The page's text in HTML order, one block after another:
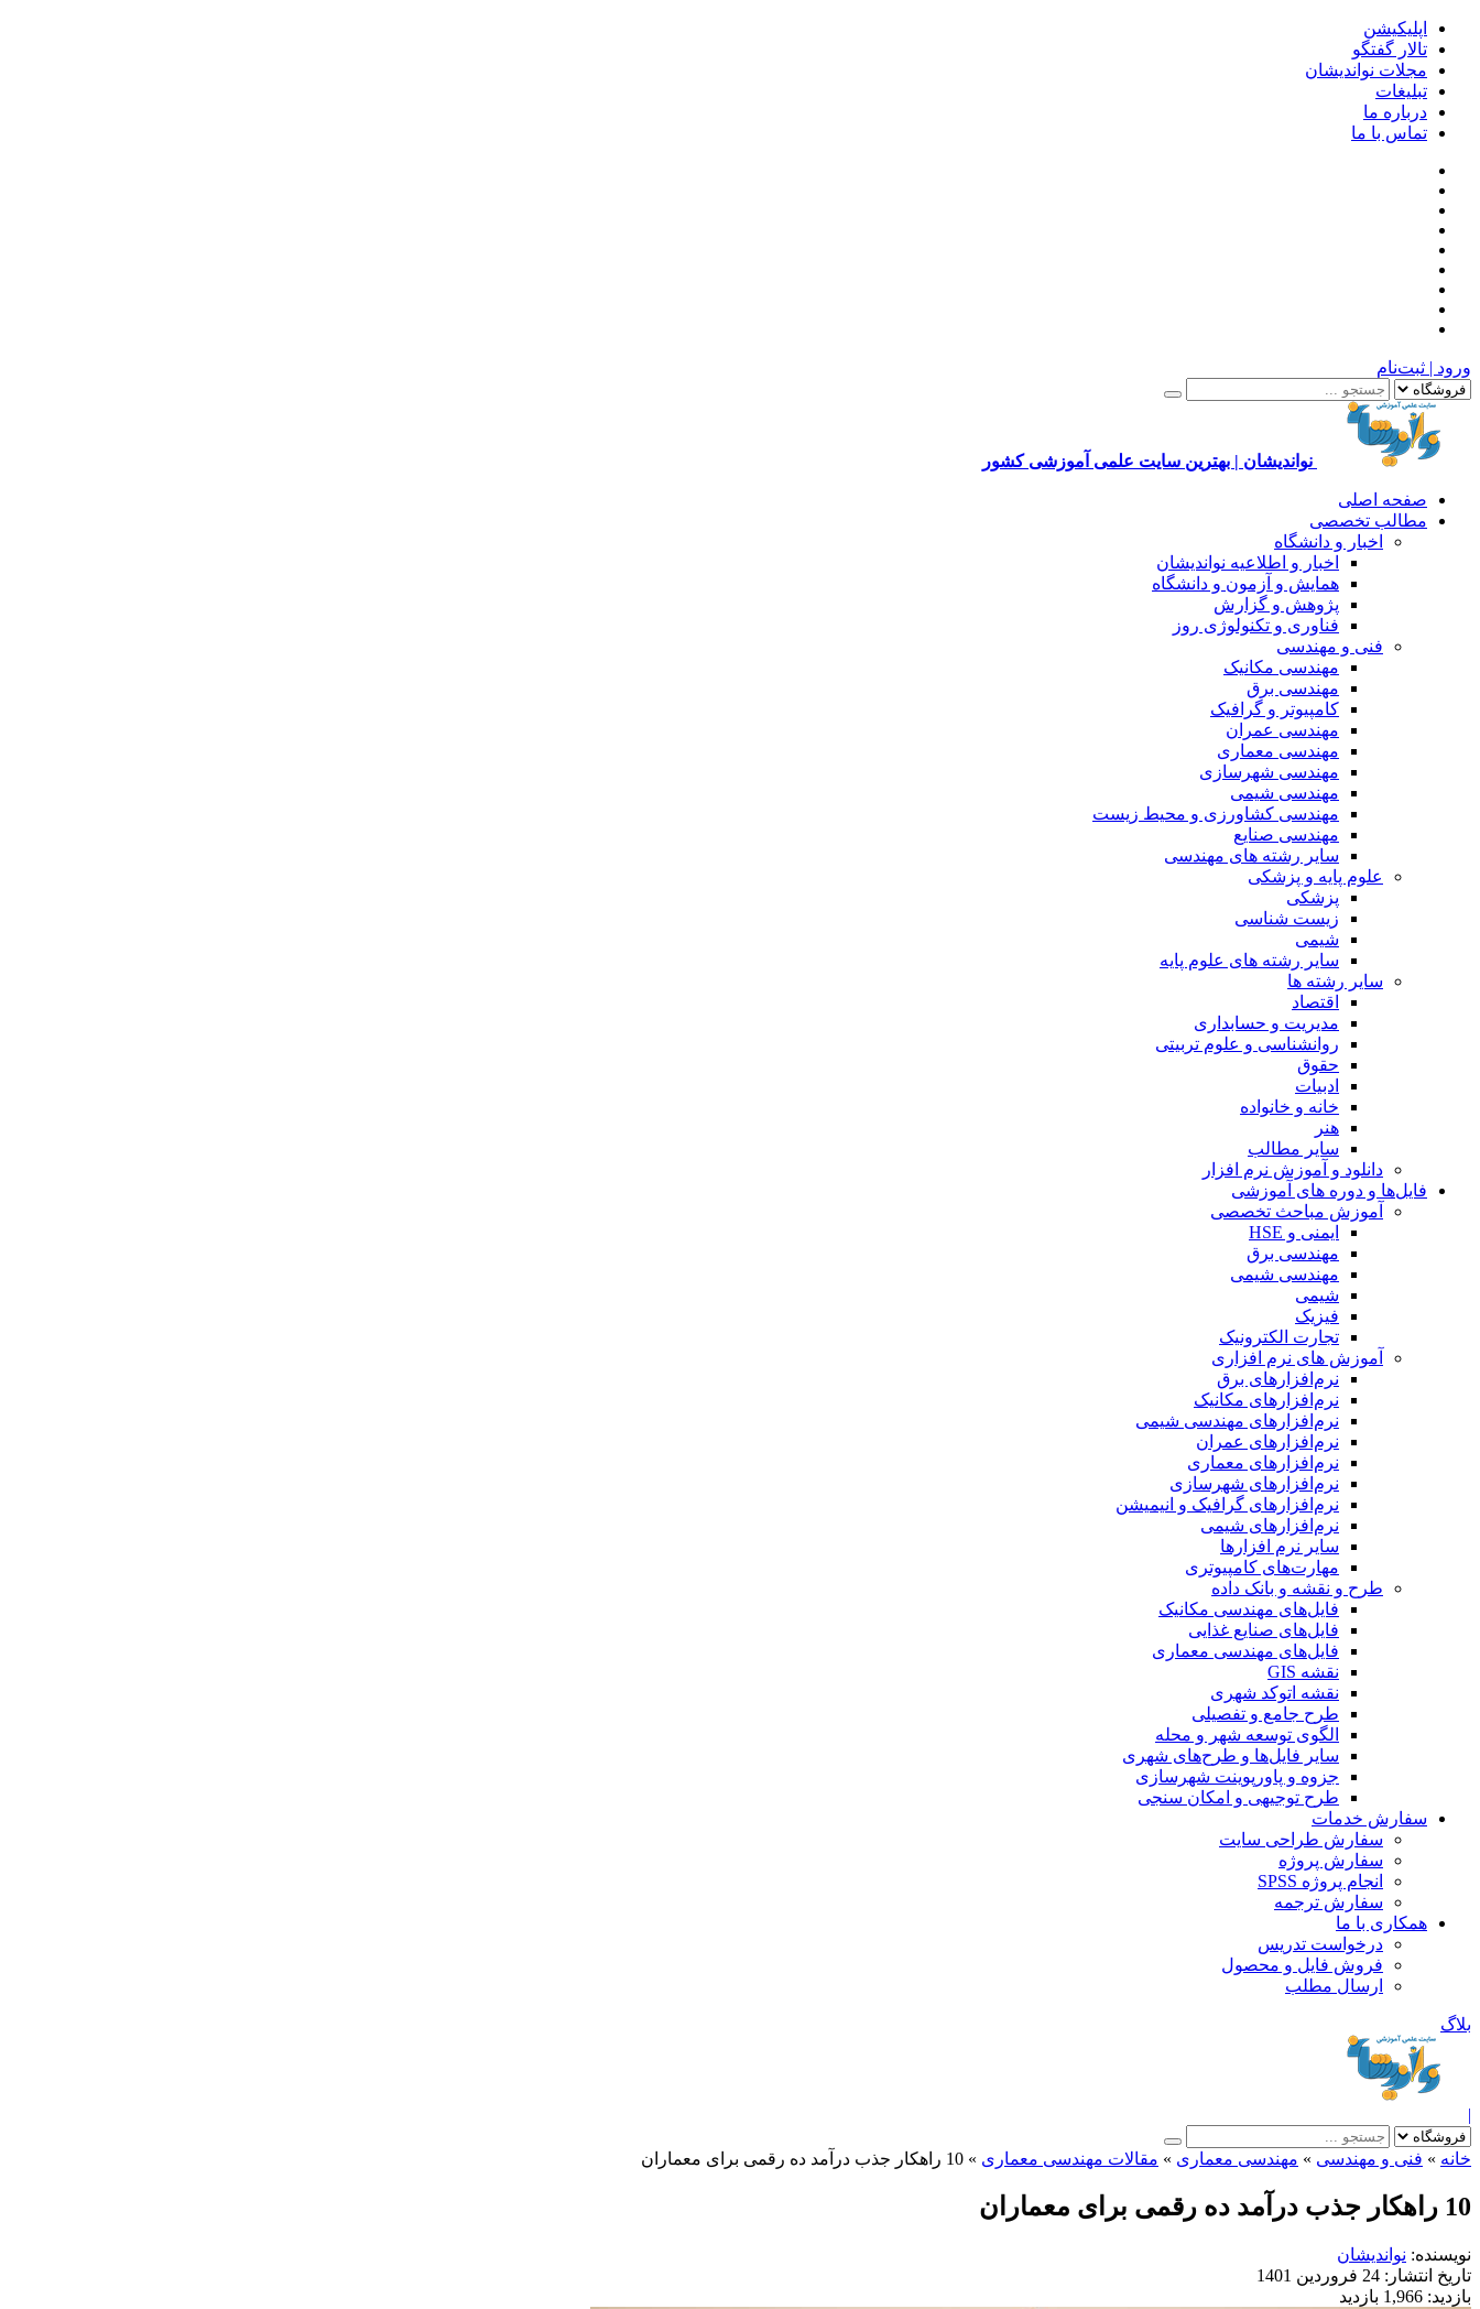
اپلیکیشن
تالار گفتگو
مجلات نواندیشان
تبلیغات
درباره ما
تماس با ما
ورود | ثبت‌نام
نواندیشان | بهترین سایت علمی آموزشی کشور
صفحه اصلی
مطالب تخصصی
اخبار و دانشگاه
اخبار و اطلاعیه نواندیشان
همایش و آزمون و دانشگاه
پژوهش و گزارش
فناوری و تکنولوژی روز
فنی و مهندسی
مهندسی مکانیک
مهندسی برق
کامپیوتر و گرافیک
مهندسی عمران
مهندسی معماری
مهندسی شهرسازی
مهندسی شیمی
مهندسی کشاورزی و محیط زیست
مهندسی صنایع
سایر رشته های مهندسی
علوم پایه و پزشکی
پزشکی
زیست شناسی
شیمی
سایر رشته های علوم پایه
سایر رشته ها
اقتصاد
مدیریت و حسابداری
روانشناسی و علوم تربیتی
حقوق
ادبیات
خانه و خانواده
هنر
سایر مطالب
دانلود و آموزش نرم افزار
فایل‌ها و دوره های آموزشی
آموزش مباحث تخصصی
ایمنی و HSE
مهندسی برق
مهندسی شیمی
شیمی
فیزیک
تجارت الکترونیک
آموزش های نرم افزاری
نرم‌افزارهای برق
نرم‌افزارهای مکانیک
نرم‌افزارهای مهندسی شیمی
نرم‌افزارهای عمران
نرم‌افزارهای معماری
نرم‌افزارهای شهرسازی
نرم‌افزارهای گرافیک و انیمیشن
نرم‌افزارهای شیمی
سایر نرم افزارها
مهارت‌های کامپیوتری
طرح و نقشه و بانک داده
فایل‌های مهندسی مکانیک
فایل‌های صنایع غذایی
فایل‌های مهندسی معماری
نقشه GIS
نقشه اتوکد شهری
طرح جامع و تفصیلی
الگوی توسعه شهر و محله
سایر فایل‌ها و طرح‌های شهری
جزوه و پاورپوینت شهرسازی
طرح توجیهی و امکان سنجی
سفارش خدمات
سفارش طراحی سایت
سفارش پروژه
انجام پروژه SPSS
سفارش ترجمه
همکاری با ما
درخواست تدریس
فروش فایل و محصول
ارسال مطلب
بلاگ
|
خانه » فنی و مهندسی » مهندسی معماری » مقالات مهندسی معماری » 10 راهکار جذب درآمد ده رقمی برای معماران
10 راهکار جذب درآمد ده رقمی برای معماران
نویسنده: نواندیشان
تاریخ انتشار: 24 فروردین 1401
بازدید: 1,966 بازدید